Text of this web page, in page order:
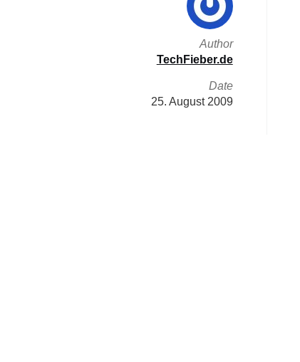
Author
TechFieber.de
Date
25. August 2009